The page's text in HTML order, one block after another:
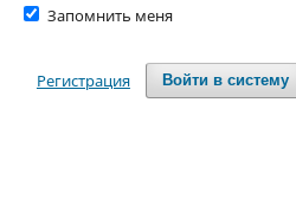
Запомнить меня
Войти в систему
Регистрация